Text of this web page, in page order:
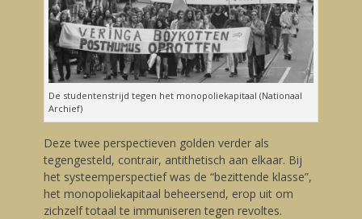
De studentenstrijd tegen het monopoliekapitaal (Nationaal
Archief)
Deze twee perspectieven golden verder als
tegengesteld, contrair, antithetisch aan elkaar. Bij
het systeemperspectief was de “bezittende klasse”,
het monopoliekapitaal beheersend, erop uit om
zichzelf totaal te immuniseren tegen revoltes.